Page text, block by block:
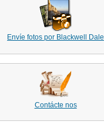
Envíe fotos por Blackwell Dale
Contácte nos